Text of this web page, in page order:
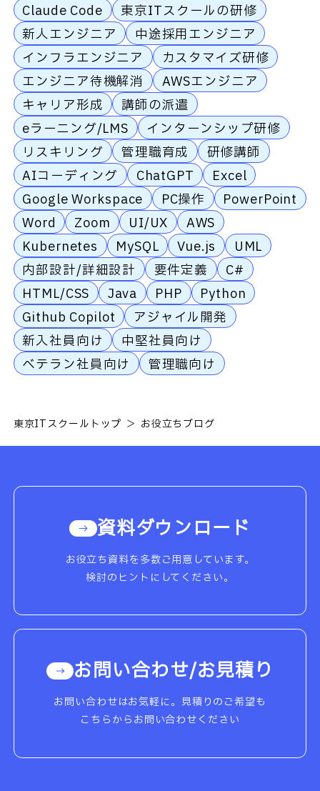
Claude Code
東京ITスクールの研修
新人エンジニア
中途採用エンジニア
インフラエンジニア
カスタマイズ研修
エンジニア待機解消
AWSエンジニア
キャリア形成
講師の派遣
eラーニング/LMS
インターンシップ研修
リスキリング
管理職育成
研修講師
AIコーディング
ChatGPT
Excel
Google Workspace
PC操作
PowerPoint
Word
Zoom UI/UX
AWS
Kubernetes
MySQL Vue.js
UML
内部設計/詳細設計
要件定義
C#
HTML/CSS
Java PHP
Python
Github Copilot
アジャイル開発
新入社員向け
中堅社員向け
ベテラン社員向け
管理職向け
東京ITスクールトップ お役立ちブログ
資料ダウンロード
お役立ち資料を多数ご用意しています。
検討のヒントにしてください。
お問い合わせ/お見積り
お問い合わせはお気軽に。見積りのご希望も
こちらからお問い合わせください